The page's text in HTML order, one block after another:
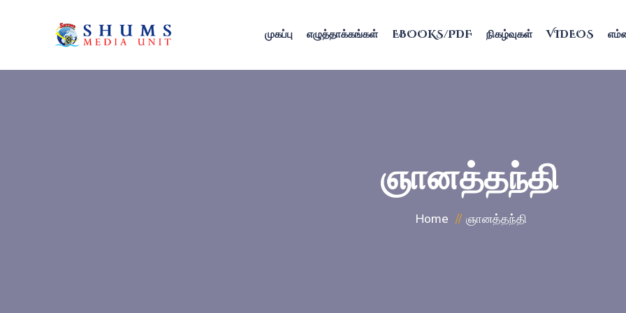
முகப்பு எழுத்தாக்கங்கள் EBOOKS/PDF நிகழ்வுகள் VIDEOS
ஞானத்தந்தி
Home ஞானத்தந்தி